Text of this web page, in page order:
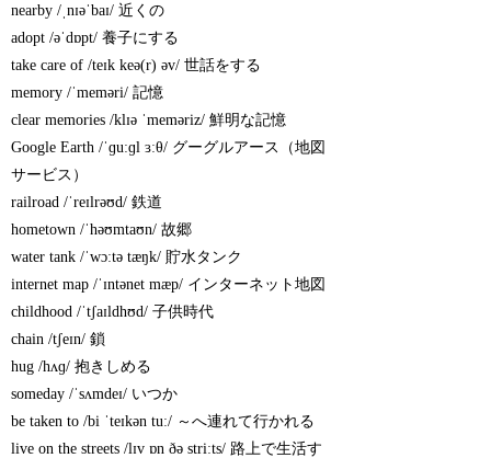
nearby /ˌnɪəˈbaɪ/ 近くの
adopt /əˈdɒpt/ 養子にする
take care of /teɪk keə(r) əv/ 世話をする
memory /ˈmeməri/ 記憶
clear memories /klɪə ˈmeməriz/ 鮮明な記憶
Google Earth /ˈɡuːɡl ɜːθ/ グーグルアース（地図
サービス）
railroad /ˈreɪlrəʊd/ 鉄道
hometown /ˈhəʊmtaʊn/ 故郷
water tank /ˈwɔːtə tæŋk/ 貯水タンク
internet map /ˈɪntənet mæp/ インターネット地図
childhood /ˈtʃaɪldhʊd/ 子供時代
chain /tʃeɪn/ 鎖
hug /hʌɡ/ 抱きしめる
someday /ˈsʌmdeɪ/ いつか
be taken to /bi ˈteɪkən tuː/ ～へ連れて行かれる
live on the streets /lɪv ɒn ðə striːts/ 路上で生活す